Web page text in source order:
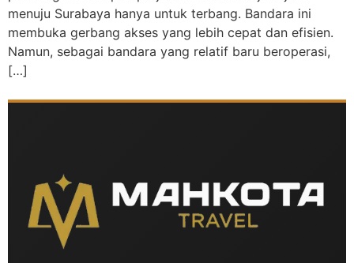
menuju Surabaya hanya untuk terbang. Bandara ini
membuka gerbang akses yang lebih cepat dan efisien.
Namun, sebagai bandara yang relatif baru beroperasi,
[…]